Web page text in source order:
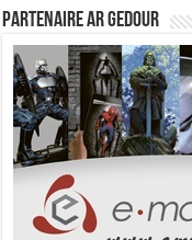
Partenaire Ar Gedour